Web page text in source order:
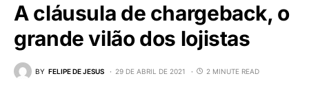
A cláusula de chargeback, o
grande vilão dos lojistas
BY FELIPE DE JESUS 29 DE ABRIL DE 2021 2 MINUTE READ